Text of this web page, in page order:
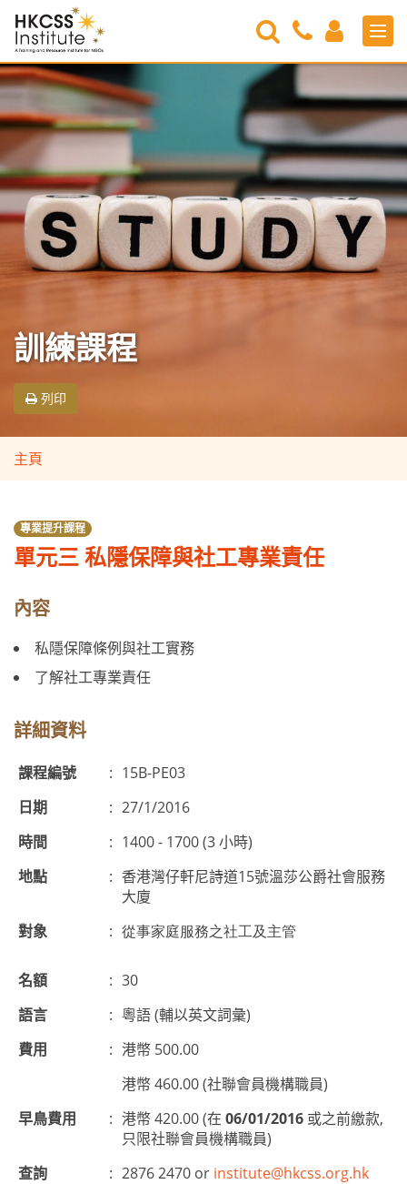
HKCSS
Institute
Search
Contact
Us
Login
訓練課程
列印
主頁
專業提升課程
單元三 私隱保障與社工專業責任
內容
私隱保障條例與社工實務
了解社工專業責任
詳細資料
課程編號 : 15B-PE03
日期
: 27/1/2016
時間
: 1400 - 1700 (3 小時)
地點
: 香港灣仔軒尼詩道15號溫莎公爵社會服務
大廈
對象
: 從事家庭服務之社工及主管
名額 : 30
語言
: 粵語 (輔以英文詞彙)
費用
: 港幣 500.00
港幣 460.00 (社聯會員機構職員)
早鳥費用
: 港幣 420.00 (在 06/01/2016 或之前繳款,
只限社聯會員機構職員)
查詢
: 2876 2470 or institute@hkcss.org.hk